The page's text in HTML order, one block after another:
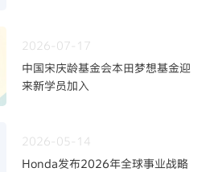
2026-07-17
中国宋庆龄基金会本田梦想基金迎
来新学员加入
2026-05-14
Honda发布2026年全球事业战略